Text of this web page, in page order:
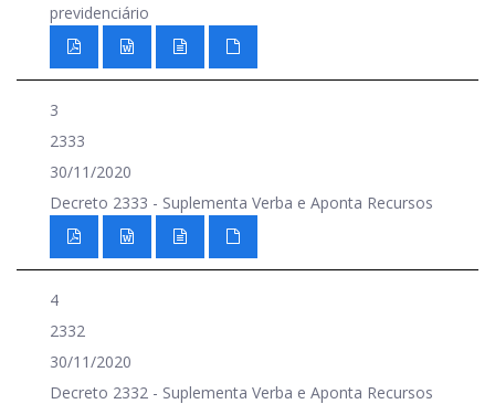
previdenciário
3
2333
30/11/2020
Decreto 2333 - Suplementa Verba e Aponta Recursos
4
2332
30/11/2020
Decreto 2332 - Suplementa Verba e Aponta Recursos